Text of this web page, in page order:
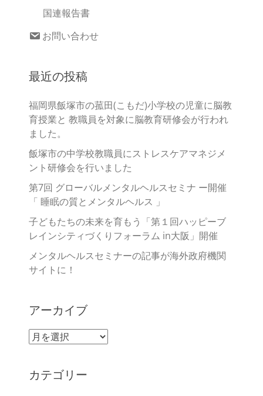
国連報告書
お問い合わせ
最近の投稿
福岡県飯塚市の菰田(こもだ)小学校の児童に脳教
育授業と 教職員を対象に脳教育研修会が行われ
ました。
飯塚市の中学校教職員にストレスケアマネジメ
ント研修会を行いました
第7回 グローバルメンタルヘルスセミナ ー開催
「 睡眠の質とメンタルヘルス 」
子どもたちの未来を育もう「第１回ハッピーブ
レインシティづくりフォーラム in大阪」開催
メンタルヘルスセミナーの記事が海外政府機関
サイトに！
アーカイブ
ア
イ
カテゴリー